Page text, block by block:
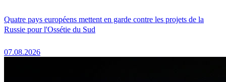
Quatre pays européens mettent en garde contre les projets de la
Russie pour l'Ossétie du Sud
07.08.2026